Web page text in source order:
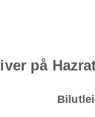
på